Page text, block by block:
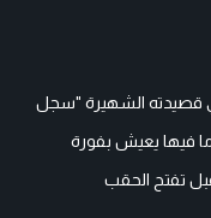
في قصيدته الشهيرة "سجل
ما فيها يعيش بفورة
تفتح الحقب